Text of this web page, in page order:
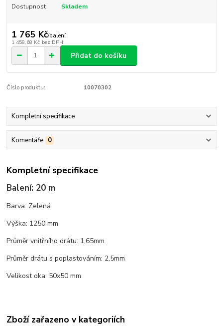
Dostupnost Skladem
1 765 Kč/balení
1 458,68 Kč bez DPH
Přidat do košíku
Číslo produktu: 10070302
Kompletní specifikace
Komentáře 0
Kompletní specifikace
Balení: 20 m
Barva: Zelená
Výška: 1250 mm
Průměr vnitřního drátu: 1,65mm
Průměr drátu s poplastováním: 2,5mm
Velikost oka: 50x50 mm
Zboží zařazeno v kategoriích